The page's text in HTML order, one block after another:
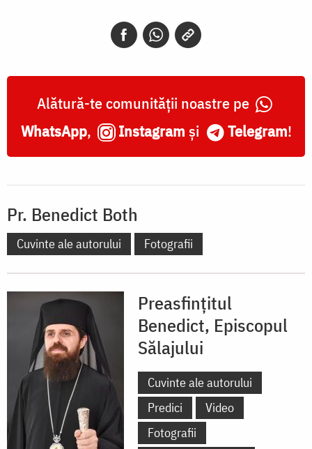
Alătură-te comunității noastre pe
WhatsApp, Instagram și Telegram!
Pr. Benedict Both
Cuvinte ale autorului Fotografii
Preasfințitul
Benedict, Episcopul
Sălajului
Cuvinte ale autorului
Predici
Video
Fotografii